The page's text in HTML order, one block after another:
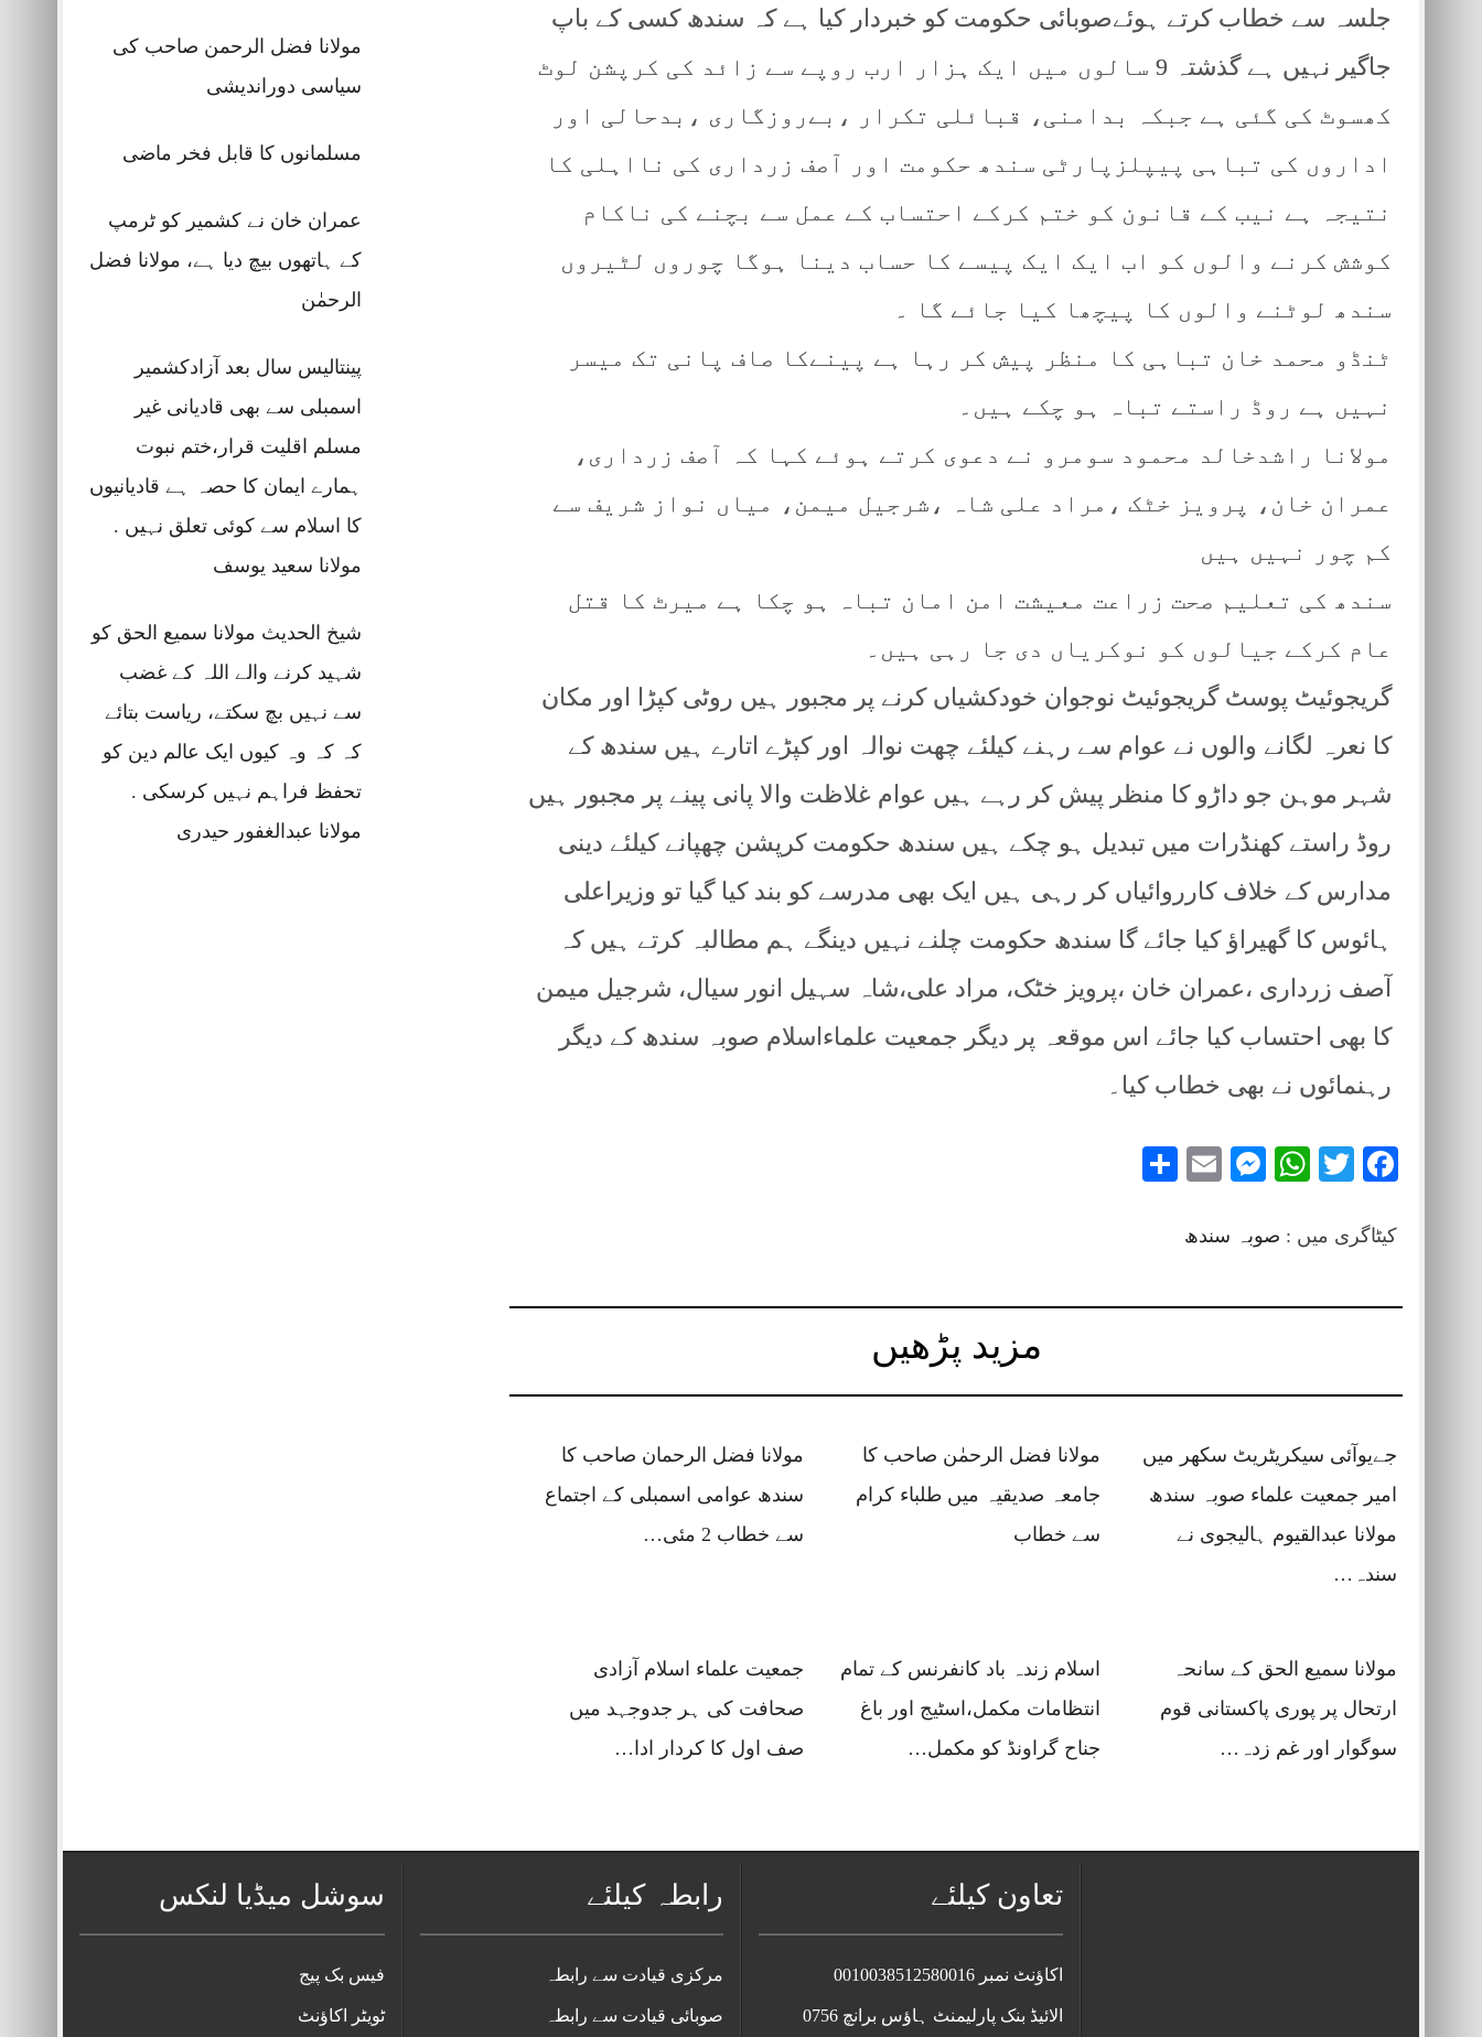
مولانا فضل الرحمن صاحب کی
سیاسی دوراندیشی
مسلمانوں کا قابل فخر ماضی
عمران خان نے کشمیر کو ٹرمپ
کے ہاتھوں بیچ دیا ہے، مولانا فضل
الرحمٰن
پینتالیس سال بعد آزادکشمیر
اسمبلی سے بھی قادیانی غیر
مسلم اقلیت قرار،ختم نبوت
ہمارے ایمان کا حصہ ہے قادیانیوں
کا اسلام سے کوئی تعلق نہیں .
مولانا سعید یوسف
شیخ الحدیث مولانا سمیع الحق کو
شہید کرنے والے اللہ کے غضب
سے نہیں بچ سکتے، ریاست بتائے
کہ کہ وہ کیوں ایک عالم دین کو
تحفظ فراہم نہیں کرسکی .
مولانا عبدالغفور حیدری
جلسہ سے خطاب کرتے ہوئےصوبائی حکومت کو خبردار کیا ہے کہ سندھ کسی کے باپ
جاگیر نہیں ہے گذشتہ 9 سالوں میں ایک ہزار ارب روپے سے زائد کی کرپشن لوٹ
کھسوٹ کی گئی ہے جبکہ بدامنی، قبائلی تکرار ،بےروزگاری ،بدحالی اور
اداروں کی تباہی پیپلزپارٹی سندھ حکومت اور آصف زرداری کی نااہلی کا
نتیجہ ہے نیب کے قانون کو ختم کرکے احتساب کے عمل سے بچنے کی ناکام
کوشش کرنے والوں کو اب ایک ایک پیسے کا حساب دینا ہوگا چوروں لٹیروں
سندھ لوٹنے والوں کا پیچھا کیا جائے گا ۔
ٹنڈو محمد خان تباہی کا منظر پیش کر رہا ہے پینےکا صاف پانی تک میسر
نہیں ہے روڈ راستے تباہ ہو چکے ہیں۔
مولانا راشدخالد محمود سومرو نے دعوی کرتے ہوئے کہا کہ آصف زرداری،
عمران خان، پرویز خٹک ،مراد علی شاہ ،شرجیل میمن، میاں نواز شریف سے
کم چور نہیں ہیں
سندھ کی تعلیم صحت زراعت معیشت امن امان تباہ ہو چکا ہے میرٹ کا قتل
عام کرکے جیالوں کو نوکریاں دی جا رہی ہیں۔
گریجوئیٹ پوسٹ گریجوئیٹ نوجوان خودکشیاں کرنے پر مجبور ہیں روٹی کپڑا اور مکان
کا نعرہ لگانے والوں نے عوام سے رہنے کیلئے چھت نوالہ اور کپڑے اتارے ہیں سندھ کے
شہر موہن جو داڑو کا منظر پیش کر رہے ہیں عوام غلاظت والا پانی پینے پر مجبور ہیں
روڈ راستے کھنڈرات میں تبدیل ہو چکے ہیں سندھ حکومت کرپشن چھپانے کیلئے دینی
مدارس کے خلاف کارروائیاں کر رہی ہیں ایک بھی مدرسے کو بند کیا گیا تو وزیراعلی
ہائوس کا گھیراؤ کیا جائے گا سندھ حکومت چلنے نہیں دینگے ہم مطالبہ کرتے ہیں کہ
آصف زرداری ،عمران خان ،پرویز خٹک، مراد علی،شاہ سہیل انور سیال، شرجیل میمن
کا بھی احتساب کیا جائے اس موقعہ پر دیگر جمعیت علماءاسلام صوبہ سندھ کے دیگر
رہنمائوں نے بھی خطاب کیا۔
Facebook
Twitter
WhatsApp
Messenger
Email
کیٹاگری میں : صوبہ سندھ
مزید پڑھیں
جےیوآئی سیکریٹریٹ سکھر میں
امیر جمعیت علماء صوبہ سندھ
مولانا عبدالقیوم ہالیجوی نے
سندہ…
مولانا فضل الرحمٰن صاحب کا
جامعہ صدیقیہ میں طلباء کرام
سے خطاب
مولانا فضل الرحمان صاحب کا
سندھ عوامی اسمبلی کے اجتماع
سے خطاب 2 مئی…
مولانا سمیع الحق کے سانحہ
ارتحال پر پوری پاکستانی قوم
سوگوار اور غم زدہ…
اسلام زندہ باد کانفرنس کے تمام
انتظامات مکمل،اسٹیج اور باغ
جناح گراونڈ کو مکمل…
جمعیت علماء اسلام آزادی
صحافت کی ہر جدوجہد میں
صف اول کا کردار ادا…
سوشل میڈیا لنکس
فیس بک پیج
ٹویٹر اکاؤنٹ
رابطہ کیلئے
مرکزی قیادت سے رابطہ
صوبائی قیادت سے رابطہ
تعاون کیلئے
اکاؤنٹ نمبر 0010038512580016
الائیڈ بنک پارلیمنٹ ہاؤس برانچ 0756